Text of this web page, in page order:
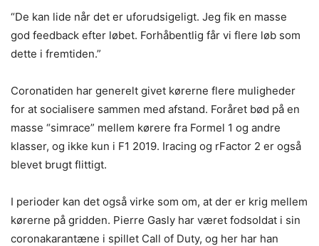
“De kan lide når det er uforudsigeligt. Jeg fik en masse
god feedback efter løbet. Forhåbentlig får vi flere løb som
dette i fremtiden.”
Coronatiden har generelt givet kørerne flere muligheder
for at socialisere sammen med afstand. Foråret bød på en
masse “simrace” mellem kørere fra Formel 1 og andre
klasser, og ikke kun i F1 2019. Iracing og rFactor 2 er også
blevet brugt flittigt.
I perioder kan det også virke som om, at der er krig mellem
kørerne på gridden. Pierre Gasly har været fodsoldat i sin
coronakarantæne i spillet Call of Duty, og her har han